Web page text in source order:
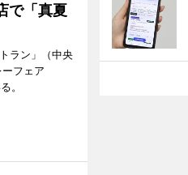
で「真夏
ラン」（中央
フェア
。